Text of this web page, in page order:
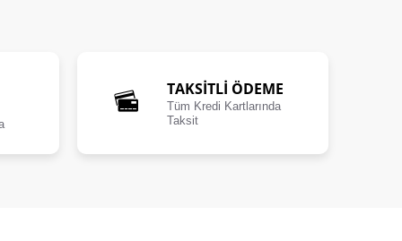
TAKSİTLİ ÖDEME
Tüm Kredi Kartlarında
Taksit